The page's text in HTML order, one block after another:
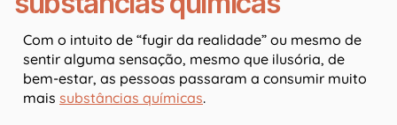
Com o intuito de “fugir da realidade” ou mesmo de
sentir alguma sensação, mesmo que ilusória, de
bem-estar, as pessoas passaram a consumir muito
mais substâncias químicas.